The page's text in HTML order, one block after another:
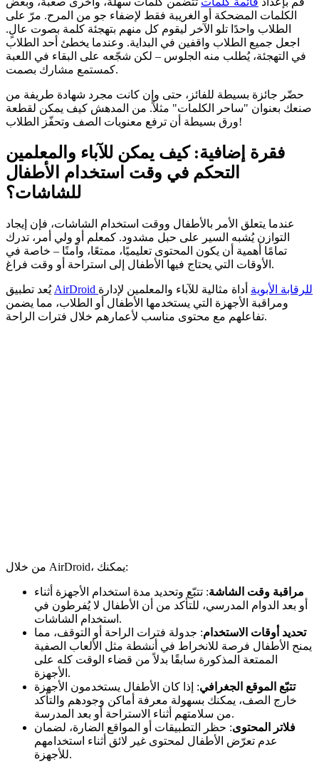
الكلمات المضحكة أو الغريبة فقط لإضفاء جو من المرح. مرّ على
الطلاب واحدًا تلو الآخر ليقوم كل منهم بتهجئة كلمة بصوت عالٍ.
اجعل جميع الطلاب واقفين في البداية. وعندما يخطئ أحد الطلاب
في التهجئة، يُطلب منه الجلوس – لكن شجّعه على البقاء في اللعبة
كمستمع مشارك بصمت.
حضّر جائزة بسيطة للفائز، حتى وإن كانت مجرد شهادة طريفة من
صنعك بعنوان "ساحر الكلمات" مثلاً. من المدهش كيف يمكن لقطعة
ورق بسيطة أن ترفع معنويات الصف وتحفّز الطلاب!
فقرة إضافية: كيف يمكن للآباء والمعلمين
التحكم في وقت استخدام الأطفال
للشاشات؟
عندما يتعلق الأمر بالأطفال ووقت استخدام الشاشات، فإن إيجاد
التوازن يُشبه السير على حبل مشدود. كمعلم أو ولي أمر، تدرك
تمامًا أهمية أن يكون المحتوى تعليميًا، ممتعًا، وآمنًا – خاصة في
الأوقات التي يحتاج فيها الأطفال إلى استراحة أو وقت فراغ.
يُعد تطبيق AirDroid للرقابة الأبوية أداة مثالية للآباء والمعلمين لإدارة
ومراقبة الأجهزة التي يستخدمها الأطفال أو الطلاب، مما يضمن
تفاعلهم مع محتوى مناسب لأعمارهم خلال فترات الراحة.
من خلال AirDroid، يمكنك:
مراقبة وقت الشاشة: تتبّع وتحديد مدة استخدام الأجهزة أثناء
أو بعد الدوام المدرسي، للتأكد من أن الأطفال لا يُفرطون في
استخدام الشاشات.
تحديد أوقات الاستخدام: جدولة فترات الراحة أو التوقف، مما
يمنح الأطفال فرصة للانخراط في أنشطة مثل الألعاب الصفية
الممتعة المذكورة سابقًا بدلاً من قضاء الوقت كله على
الأجهزة.
تتبّع الموقع الجغرافي: إذا كان الأطفال يستخدمون الأجهزة
خارج الصف، يمكنك بسهولة معرفة أماكن وجودهم والتأكد
من سلامتهم أثناء الاستراحة أو بعد المدرسة.
فلاتر المحتوى: حظر التطبيقات أو المواقع الضارة، لضمان
عدم تعرّض الأطفال لمحتوى غير لائق أثناء استخدامهم
للأجهزة.